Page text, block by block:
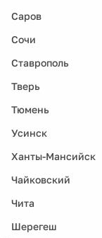
Саров
Сочи
Ставрополь
Тверь
Тюмень
Усинск
Ханты-Мансийск
Чайковский
Чита
Шерегеш